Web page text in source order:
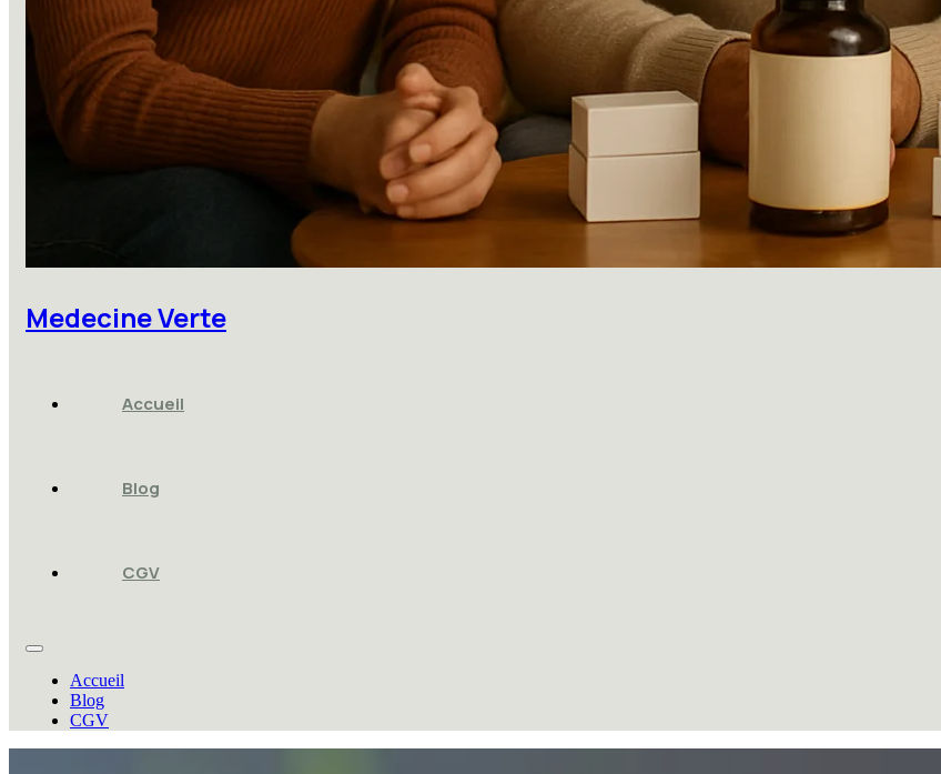
Medecine Verte
Accueil
Blog
CGV
Accueil
Blog
CGV